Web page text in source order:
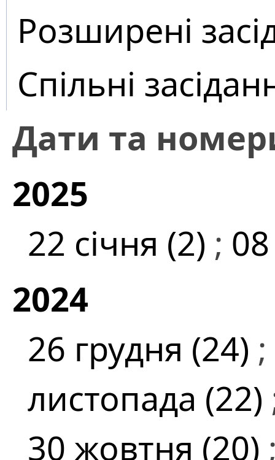
Розширені
Спільні
Дати та
2025
22 січня (2) ;
2024
26 грудня (24) ;
листопада (22)
30 жовтня (20)